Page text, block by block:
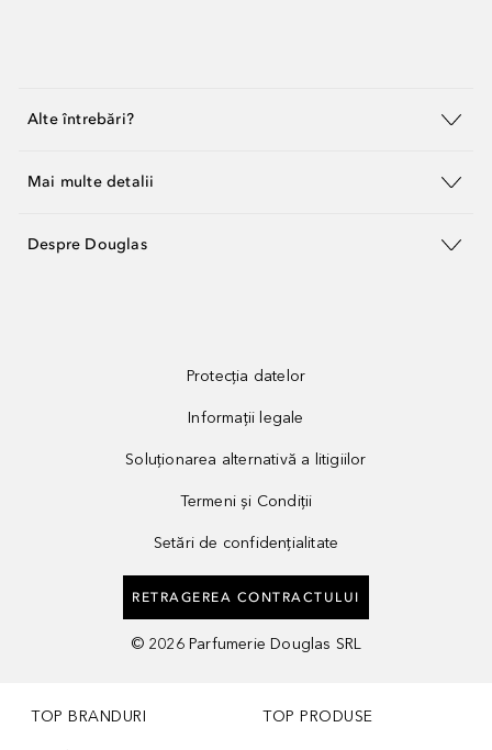
Alte întrebări?
Mai multe detalii
Despre Douglas
Protecția datelor
Informații legale
Soluționarea alternativă a litigiilor
Termeni și Condiții
Setări de confidențialitate
RETRAGEREA CONTRACTULUI
© 2026 Parfumerie Douglas SRL
TOP BRANDURI TOP PRODUSE